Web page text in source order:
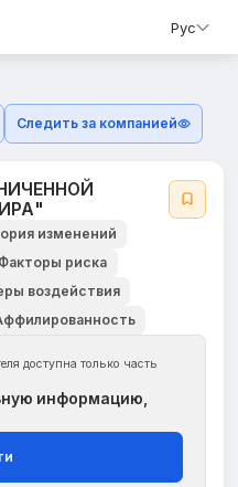
Рус
Следить за компанией
изменений
Факторы риска
воздействия
доступна только часть
информацию,